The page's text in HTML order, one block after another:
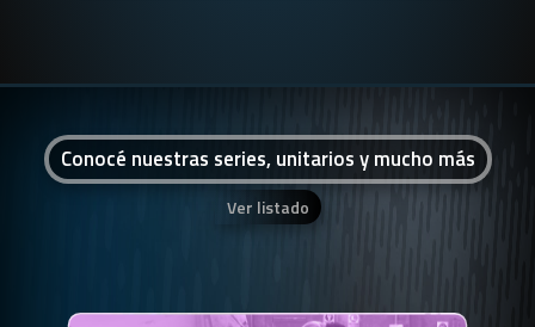
Conocé nuestras series, unitarios y mucho más
Ver listado